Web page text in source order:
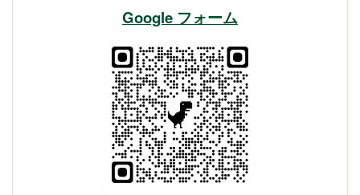
Google フォーム